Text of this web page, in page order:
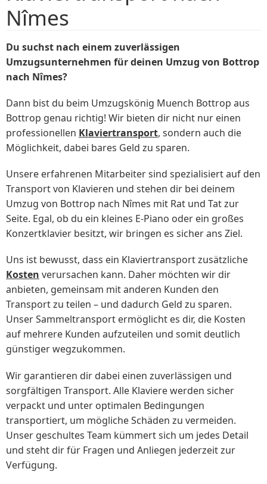
Nîmes
Du suchst nach einem zuverlässigen
Umzugsunternehmen für deinen Umzug von Bottrop
nach Nîmes?
Dann bist du beim Umzugskönig Muench Bottrop aus
Bottrop genau richtig! Wir bieten dir nicht nur einen
professionellen Klaviertransport, sondern auch die
Möglichkeit, dabei bares Geld zu sparen.
Unsere erfahrenen Mitarbeiter sind spezialisiert auf den
Transport von Klavieren und stehen dir bei deinem
Umzug von Bottrop nach Nîmes mit Rat und Tat zur
Seite. Egal, ob du ein kleines E-Piano oder ein großes
Konzertklavier besitzt, wir bringen es sicher ans Ziel.
Uns ist bewusst, dass ein Klaviertransport zusätzliche
Kosten verursachen kann. Daher möchten wir dir
anbieten, gemeinsam mit anderen Kunden den
Transport zu teilen – und dadurch Geld zu sparen.
Unser Sammeltransport ermöglicht es dir, die Kosten
auf mehrere Kunden aufzuteilen und somit deutlich
günstiger wegzukommen.
Wir garantieren dir dabei einen zuverlässigen und
sorgfältigen Transport. Alle Klaviere werden sicher
verpackt und unter optimalen Bedingungen
transportiert, um mögliche Schäden zu vermeiden.
Unser geschultes Team kümmert sich um jedes Detail
und steht dir für Fragen und Anliegen jederzeit zur
Verfügung.